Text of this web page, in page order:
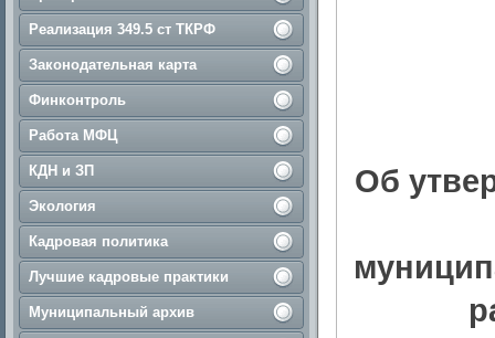
Реализация 349.5 ст ТКРФ
Законодательная карта
Финконтроль
Работа МФЦ
КДН и ЗП
Экология
Кадровая политика
Лучшие кадровые практики
Муниципальный архив
Об